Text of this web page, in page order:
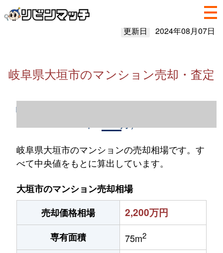
更新日 2024年08月07日
岐阜県大垣市のマンション売却・査定
岐阜県大垣市のマンション売却情報（2023
岐阜県大垣市のマンションの売却相場です。す
べて中央値をもとに算出しています。
大垣市のマンション売却相場
売却価格相場
2,200万円
専有面積 75m2